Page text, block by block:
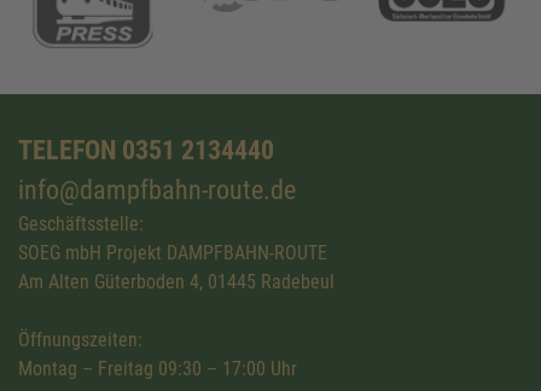
TELEFON 0351 2134440
info@dampfbahn-route.de
Geschäftsstelle:
SOEG mbH Projekt DAMPFBAHN-ROUTE
Am Alten Güterboden 4, 01445 Radebeul
Öffnungszeiten:
Montag – Freitag 09:30 – 17:00 Uhr